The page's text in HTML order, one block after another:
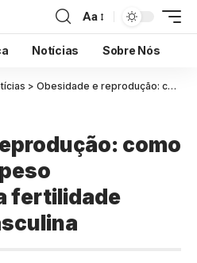
Aa
Notícias Sobre Nós
> Obesidade e reprodução: como o excesso de peso compromete a fertilidade feminina e masculina
como
fertilidade